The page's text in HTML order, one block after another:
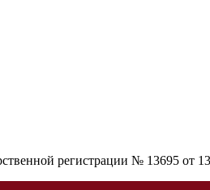
регистрации №